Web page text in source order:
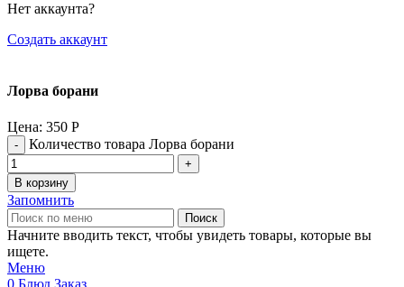
Нет аккаунта?
Создать аккаунт
Лорва борани
Цена: 350 Р
Количество товара Лорва борани
В корзину
Запомнить
Поиск
Начните вводить текст, чтобы увидеть товары, которые вы
ищете.
Меню
0 Блюд Заказ